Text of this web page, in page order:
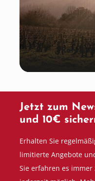
Rotwein
Jetzt zum
und 10€
Erhalten Sie
limitierte Angebote
Sie erfahren es